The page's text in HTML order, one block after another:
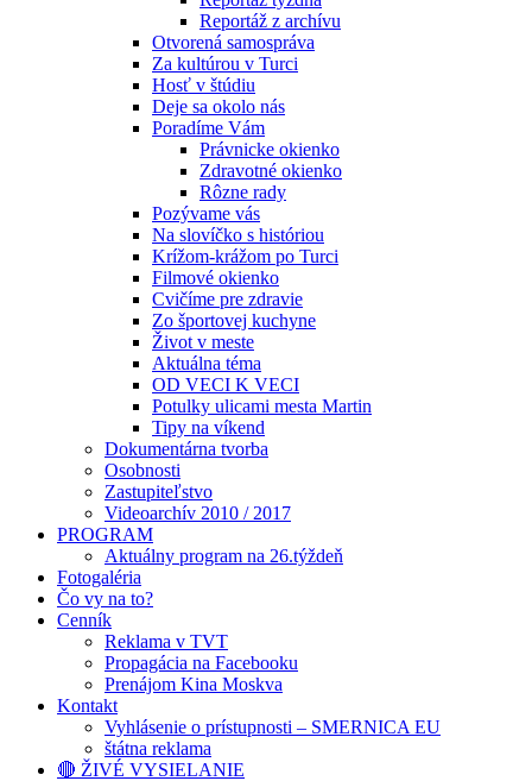
Reportáž z archívu
Otvorená samospráva
Za kultúrou v Turci
Hosť v štúdiu
Deje sa okolo nás
Poradíme Vám
Právnicke okienko
Zdravotné okienko
Rôzne rady
Pozývame vás
Na slovíčko s históriou
Krížom-krážom po Turci
Filmové okienko
Cvičíme pre zdravie
Zo športovej kuchyne
Život v meste
Aktuálna téma
OD VECI K VECI
Potulky ulicami mesta Martin
Tipy na víkend
Dokumentárna tvorba
Osobnosti
Zastupiteľstvo
Videoarchív 2010 / 2017
PROGRAM
Aktuálny program na 26.týždeň
Fotogaléria
Čo vy na to?
Cenník
Reklama v TVT
Propagácia na Facebooku
Prenájom Kina Moskva
Kontakt
Vyhlásenie o prístupnosti – SMERNICA EU
štátna reklama
🔴 ŽIVÉ VYSIELANIE